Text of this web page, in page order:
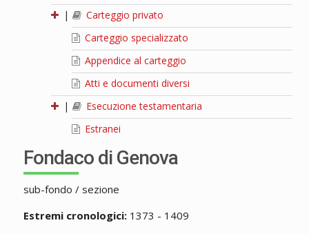
|
Carteggio privato
Carteggio specializzato
Appendice al carteggio
Atti e documenti diversi
|
Esecuzione testamentaria
Estranei
Fondaco di Genova
sub-fondo / sezione
Estremi cronologici:1373 - 1409